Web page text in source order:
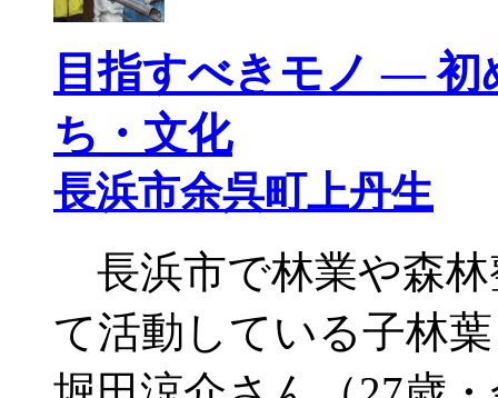
目指すべきモノ ―
ち・文化
長浜市余呉町上丹生
長浜市で林業や森林
て活動している子林